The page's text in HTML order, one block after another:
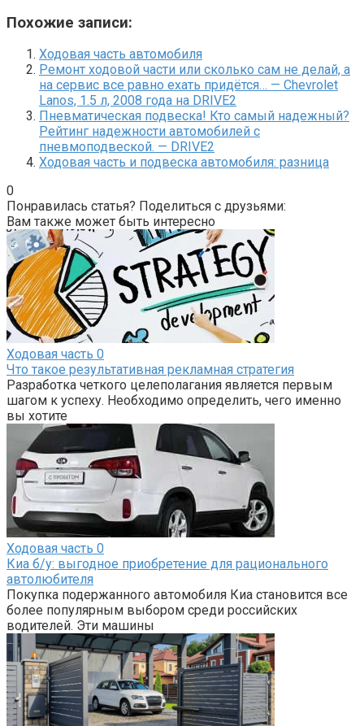
Похожие записи:
Ходовая часть автомобиля
Ремонт ходовой части или сколько сам не делай, а
на сервис все равно ехать придётся… — Chevrolet
Lanos, 1.5 л, 2008 года на DRIVE2
Пневматическая подвеска! Кто самый надежный?
Рейтинг надежности автомобилей с
пневмоподвеской. — DRIVE2
Ходовая часть и подвеска автомобиля: разница
0
Понравилась статья? Поделиться с друзьями:
Вам также может быть интересно
Ходовая часть 0
Что такое результативная рекламная стратегия
Разработка четкого целеполагания является первым
шагом к успеху. Необходимо определить, чего именно
вы хотите
Ходовая часть 0
Киа б/у: выгодное приобретение для рационального
автолюбителя
Покупка подержанного автомобиля Киа становится все
более популярным выбором среди российских
водителей. Эти машины